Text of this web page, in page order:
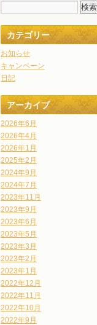
カテゴリー
お知らせ
キャンペーン
日記
アーカイブ
2026年6月
2026年4月
2026年1月
2025年2月
2024年9月
2024年7月
2023年11月
2023年9月
2023年6月
2023年5月
2023年3月
2023年2月
2023年1月
2022年12月
2022年11月
2022年10月
2022年9月